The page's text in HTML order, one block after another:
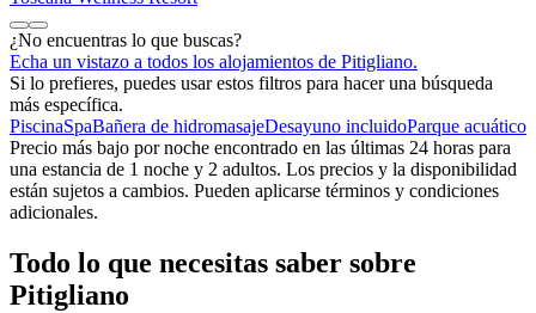
¿No encuentras lo que buscas?
Echa un vistazo a todos los alojamientos de Pitigliano.
Si lo prefieres, puedes usar estos filtros para hacer una búsqueda
más específica.
PiscinaSpaBañera de hidromasajeDesayuno incluidoParque acuático
Precio más bajo por noche encontrado en las últimas 24 horas para
una estancia de 1 noche y 2 adultos. Los precios y la disponibilidad
están sujetos a cambios. Pueden aplicarse términos y condiciones
adicionales.
Todo lo que necesitas saber sobre
Pitigliano